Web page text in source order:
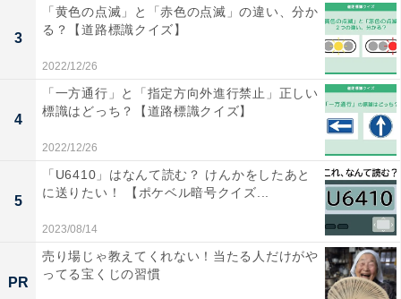
3
「黄色の点滅」と「赤色の点滅」の違い、分か
る？【道路標識クイズ】
2022/12/26
4
「一方通行」と「指定方向外進行禁止」正しい
標識はどっち？【道路標識クイズ】
2022/12/26
5
「U6410」はなんて読む？ けんかをしたあと
に送りたい！ 【ポケベル暗号クイズ...
2023/08/14
PR
売り場じゃ教えてくれない！当たる人だけがや
ってる宝くじの習慣